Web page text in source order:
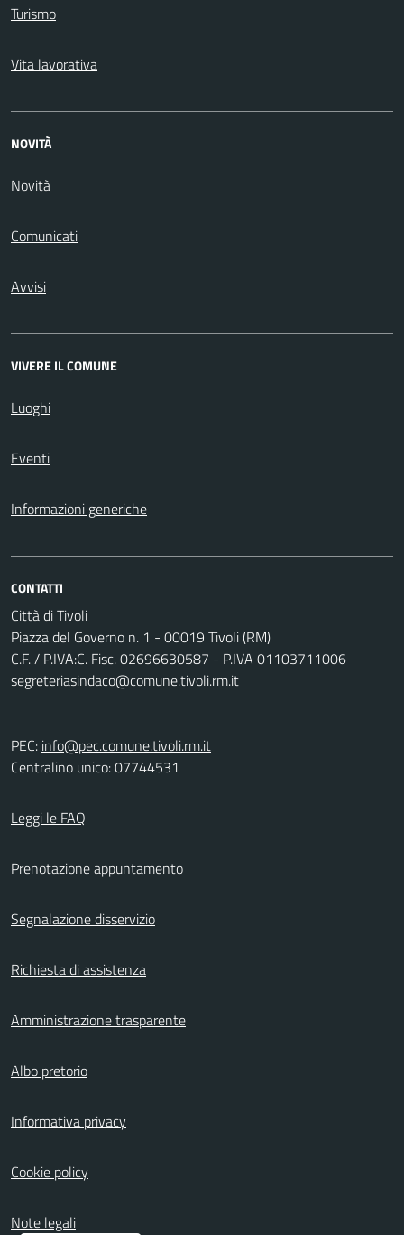
Turismo
Vita lavorativa
NOVITÀ
Novità
Comunicati
Avvisi
VIVERE IL COMUNE
Luoghi
Eventi
Informazioni generiche
CONTATTI
Città di Tivoli
Piazza del Governo n. 1 - 00019 Tivoli (RM)
C.F. / P.IVA:C. Fisc. 02696630587 - P.IVA 01103711006
segreteriasindaco@comune.tivoli.rm.it
PEC: info@pec.comune.tivoli.rm.it
Centralino unico: 07744531
Leggi le FAQ
Prenotazione appuntamento
Segnalazione disservizio
Richiesta di assistenza
Amministrazione trasparente
Albo pretorio
Informativa privacy
Cookie policy
Note legali